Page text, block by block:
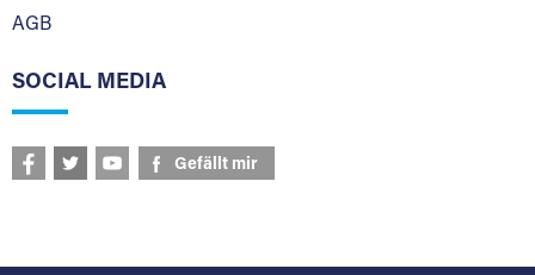
AGB
SOCIAL MEDIA
Gefällt mir